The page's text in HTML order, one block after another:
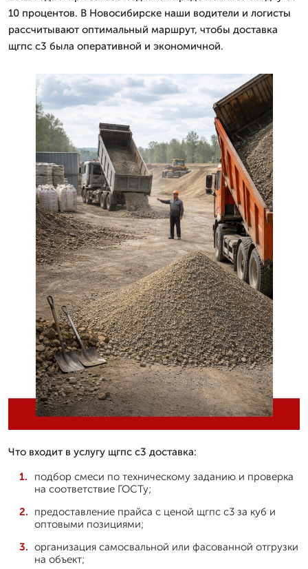
10 процентов. В Новосибирске наши водители и логисты
рассчитывают оптимальный маршрут, чтобы доставка
щгпс с3 была оперативной и экономичной.
Что входит в услугу щгпс с3 доставка:
подбор смеси по техническому заданию и проверка
на соответствие ГОСТу;
предоставление прайса с ценой щгпс с3 за куб и
оптовыми позициями;
организация самосвальной или фасованной отгрузки
на объект;